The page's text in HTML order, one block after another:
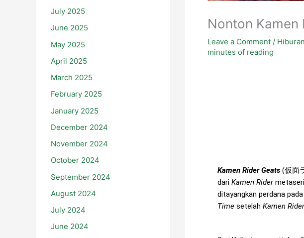
July 2025
June 2025
May 2025
April 2025
March 2025
February 2025
January 2025
December 2024
November 2024
October 2024
September 2024
August 2024
July 2024
June 2024
Nonton Kamen
Leave a Comment / Hiburan
minutes of reading
Kamen Rider Geats (仮面
dari Kamen Rider
ditayangkan perdana
Time setelah Kamen